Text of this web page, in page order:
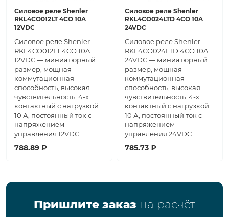
Силовое реле Shenler
RKL4CO012LT 4CO 10A
12VDC
Силовое реле Shenler
RKL4CO012LT 4CO 10A
12VDC — миниатюрный
размер, мощная
коммутационная
способность, высокая
чувствительность. 4-х
контактный с нагрузкой
10 А, постоянный ток с
напряжением
управления 12VDC.
788.89 ₽
Силовое реле Shenler
RKL4CO024LTD 4CO 10A
24VDC
Силовое реле Shenler
RKL4CO024LTD 4CO 10A
24VDC — миниатюрный
размер, мощная
коммутационная
способность, высокая
чувствительность. 4-х
контактный с нагрузкой
10 А, постоянный ток с
напряжением
управления 24VDC.
785.73 ₽
Пришлите заказ на расчёт